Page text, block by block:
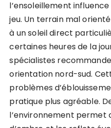
l’ensoleillement
jeu. Un terrain mal
à un soleil direct
certaines heures de la
spécialistes
orientation nord-sud.
problèmes
pratique plus agréable.
l’environnement permet